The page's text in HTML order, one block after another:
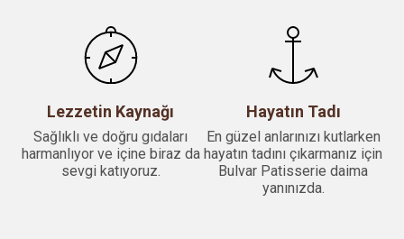
Lezzetin Kaynağı
Sağlıklı ve doğru gıdaları
harmanlıyor ve içine biraz da
sevgi katıyoruz.
Hayatın Tadı
En güzel anlarınızı kutlarken
hayatın tadını çıkarmanız için
Bulvar Patisserie daima
yanınızda.